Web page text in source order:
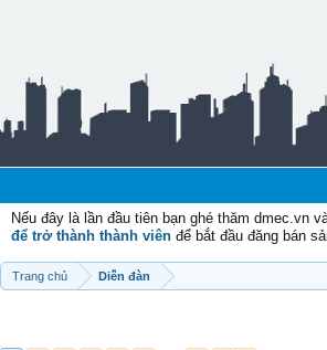
Nếu đây là lần đầu tiên bạn ghé thăm dmec.vn
để trở thành thành viên để bắt đầu đăng bán
Trang chủ Diễn đàn